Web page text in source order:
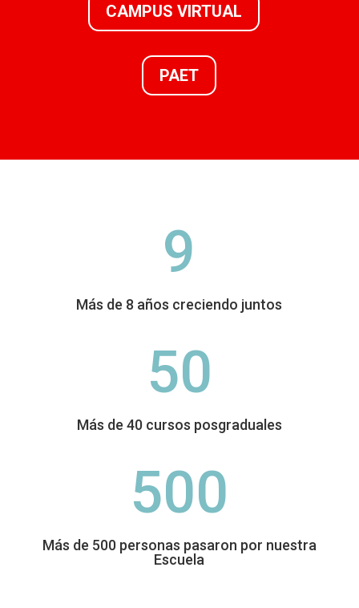
CAMPUS VIRTUAL
PAET
9
Más de 8 años creciendo juntos
50
Más de 40 cursos posgraduales
500
Más de 500 personas pasaron por nuestra
Escuela